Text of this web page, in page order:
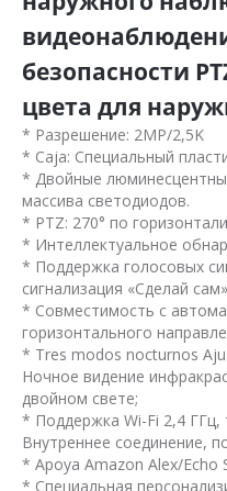
безопасности
цвета для
* Разрешение: 2MP/2,5K
* Caja: Специальный
* Двойные
массива светодиодов.
* PTZ: 270° по
* Интеллектуальное
* Поддержка голосовых
сигнализация «Сделай сам»
* Совместимость с
горизонтального
* Tres modos nocturnos
Ночное видение
двойном свете;
* Поддержка Wi-Fi 2,4 ГГц,
Внутреннее соединение,
* Apoya Amazon Alex/Echo
* Специальная